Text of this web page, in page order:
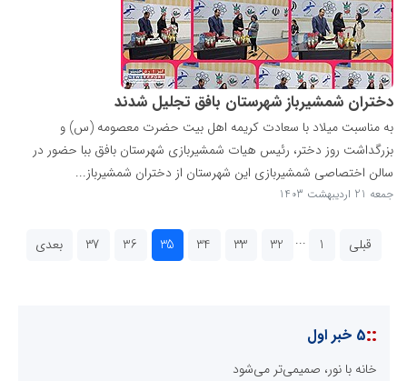
دختران شمشیرباز شهرستان بافق تجلیل شدند
به مناسبت میلاد با سعادت کریمه اهل بیت حضرت معصومه (س) و
بزرگداشت روز دختر، رئیس هیات شمشیربازی شهرستان بافق ببا حضور در
سالن اختصاصی شمشیربازی این شهرستان از دختران شمشیرباز...
جمعه 21 اردیبهشت 1403
قبلی 1
...
32
33
34
35
36
37 بعدی
::5 خبر اول
خانه با نور، صمیمی‌تر می‌شود